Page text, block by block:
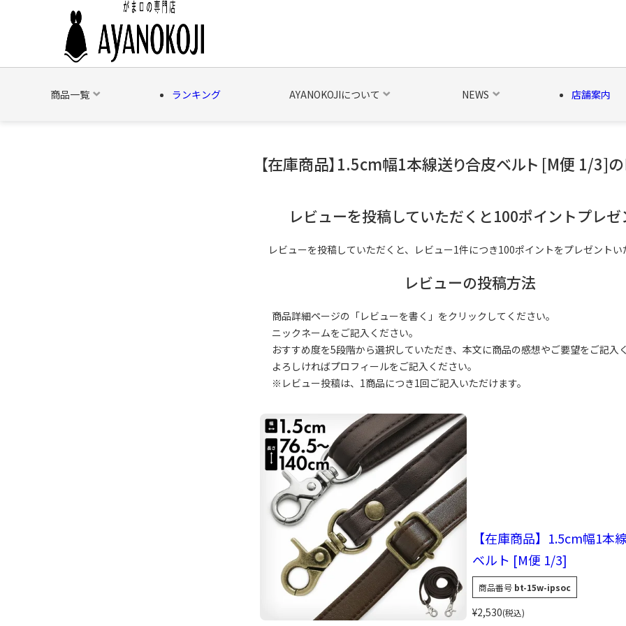
商品一覧 ランキング AYANOKOJIについて NEWS 店舗案内
日用雑貨 その他の雑貨 ベルト・関連商品 新商品 シーズン品 キャラ
【在庫商品】1.5cm幅1本線送り合皮ベルト [M便 1/3]の
レビューを投稿していただくと100ポイントプレゼ
レビューを投稿していただくと、レビュー1件につき100ポイントをプレゼントい
レビューの投稿方法
商品詳細ページの「レビューを書く」をクリックしてください。
ニックネームをご記入ください。
おすすめ度を5段階から選択していただき、本文に商品の感想やご要望をご記入
よろしければプロフィールをご記入ください。
※レビュー投稿は、1商品につき1回ご記入いただけます。
【在庫商品】1.5cm幅1本
ベルト [M便 1/3]
商品番号 bt-15w-ipsoc
¥2,530 税込